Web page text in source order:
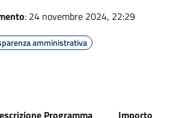
: 24 novembre 2024, 22:29
amministrativa
Programma
Importo